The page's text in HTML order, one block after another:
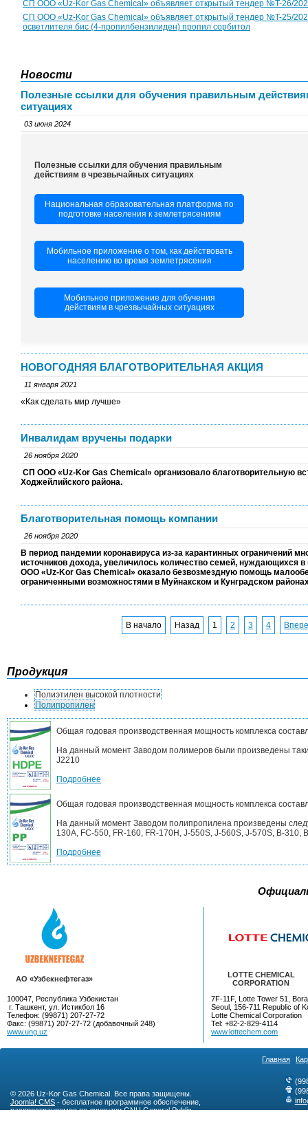
CП ООО «Uz-Kor Gas Chemical» объявляет открытый тендер №T-26/
CП ООО «Uz-Kor Gas Chemical» объявляет открытый тендер №T-25/
осветлителя бис (4-пропилбензилиден) пропил сорбитол
Новости
Полезные ссылки для обучения правильным
ситуациях
03 июня 2024
Полезные ссылки для обучения правильным
действиям в чрезвычайных ситуациях
Национальная образовательная платформа по
подготовке населения к землетрясениям
Мобильное приложение о том, как действовать
населению во время землетрясения
Мобильное приложение для обучения
действиям в чрезвычайных ситуациях
НОВОГОДНЯЯ БЛАГОТВОРИТЕЛЬНАЯ АКЦИЯ
11 января 2021
«Как сделать мир лучше»
Инвалидам вручены подарки
26 ноября 2020
СП ООО «Uz-Kor Gas Chemical» организовало благотворительную
Ходжейлийского района.
Благотворительная помощь компании
26 ноября 2020
В период пандемии коронавируса из-за карантинных ограничений
источников дохода, увеличилось количество семей, нуждающихся
ООО «Uz-Kor Gas Chemical » оказало безвозмездную помощь
ограниченными возможностями в Муйнакском и Кунградском
В начало Назад 1 2 3 4
Продукция
Полиэтилен высокой плотности
Полипропилен
Общая годовая производственная мощность комплекса
На данный момент Заводом полимеров были произведены
J2210
Подробнее
Общая годовая производственная мощность комплекса
На данный момент Заводом полипропилена произведены
130A, FC-550, FR-160, FR-170H, J-550S, J-560S, J-570S, B-
Подробнее
AO «Узбекнефтегаз»
LOTTE CHEMICAL
CORPORATION
100047, Республика Узбекистан
г. Ташкент, ул. Истикбол 16
Телефон: (99871) 207-27-72
Факс: (99871) 207-27-72 (добавочный 248)
www.ung.uz
7F-11F, Lotte Tower 51,
Seoul, 156-711 Republic of
Lotte Chemical Corporation
Tel: +82-2-829-4114
www.lottechem.com
Главная
© 2026 Uz-Kor Gas Chemical. Все права защищены.
Joomla! CMS - бесплатное программное обеспечение,
распространяемое по лицензииGNU General Public